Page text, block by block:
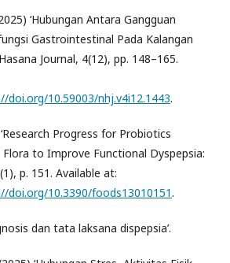
‘Hubungan Antara Gangguan
Gastrointestinal Pada Kalangan
Journal, 4(12), pp. 148–165.
10.59003/nhj.v4i12.1443.
Progress for Probiotics
to Improve Functional Dyspepsia:
p. 151. Available at:
10.3390/foods13010151.
dan tata laksana dispepsia’.